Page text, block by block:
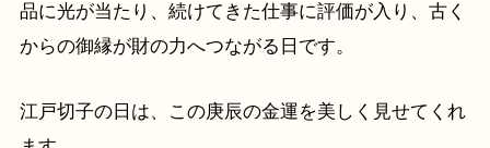
品に光が当たり、続けてきた仕事に評価が入り、古く
からの御縁が財の力へつながる日です。
江戸切子の日は、この庚辰の金運を美しく見せてくれ